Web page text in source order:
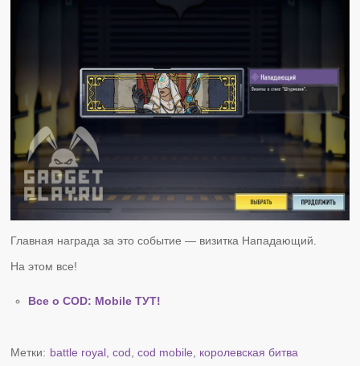
Главная награда за это событие — визитка Нападающий.
На этом все!
Все о COD: Mobile ТУТ!
Метки: battle royal ,cod ,cod mobile королевская битва